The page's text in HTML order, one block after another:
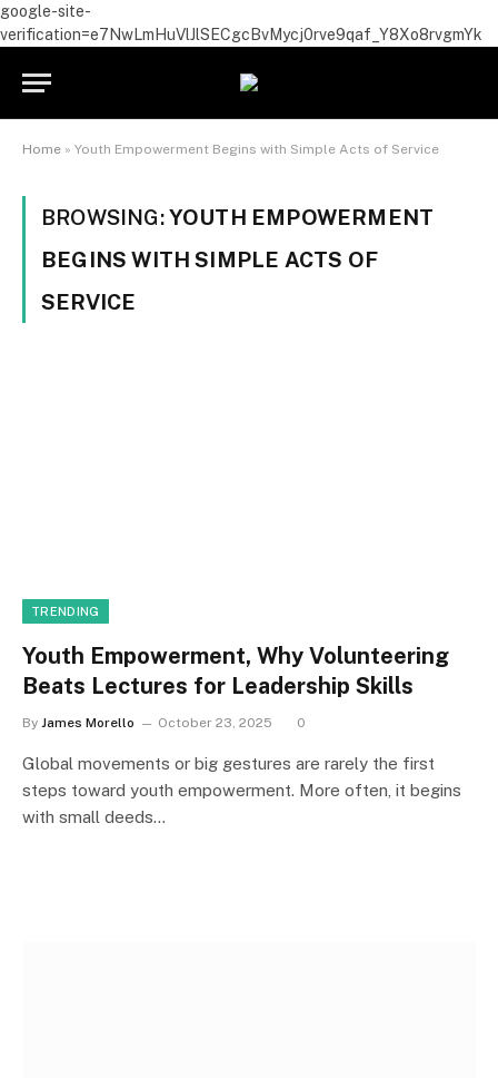
google-site-
verification=e7NwLmHuVlJlSECgcBvMycj0rve9qaf_Y8Xo8rvgmYk
Home » Youth Empowerment Begins with Simple Acts of Service
BROWSING:YOUTH EMPOWERMENT
BEGINS WITH SIMPLE ACTS OF
SERVICE
TRENDING
Youth Empowerment, Why Volunteering
Beats Lectures for Leadership Skills
By James Morello October 23, 2025 0
Global movements or big gestures are rarely the first
steps toward youth empowerment. More often, it begins
with small deeds…